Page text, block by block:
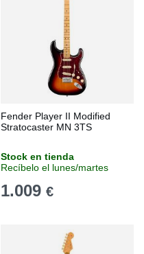
Fender Player II Modified
Stratocaster MN 3TS
Stock en tienda
Recíbelo el lunes/martes
1.009 €